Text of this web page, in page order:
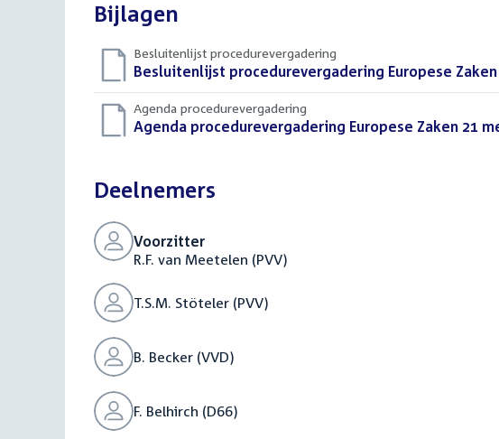
Bijlagen
Besluitenlijst procedurevergadering
Download
bestand:
Besluitenlijst procedurevergadering Europese Zaken
Agenda procedurevergadering
Download
Agenda procedurevergadering Europese Zaken 21
Deelnemers
Voorzitter
R.F. van Meetelen (PVV)
T.S.M. Stöteler (PVV)
B. Becker (VVD)
F. Belhirch (D66)